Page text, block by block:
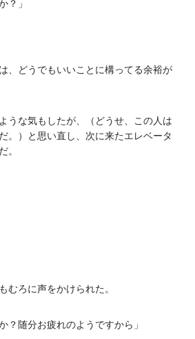
？」
、どうでもいいことに構ってる余裕が
うな気もしたが、（どうせ、この人は
。）と思い直し、次に来たエレベータ
。
むろに声をかけられた。
？随分お疲れのようですから」